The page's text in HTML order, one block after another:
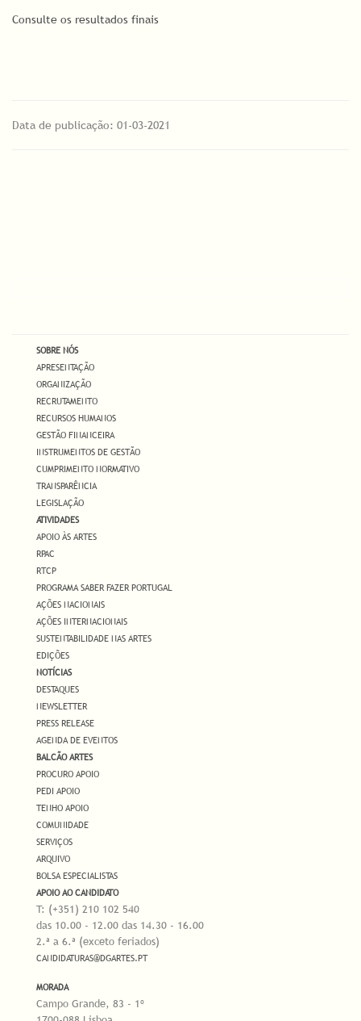
Consulte os resultados finais
Data de publicação: 01-03-2021
SOBRE NÓS
APRESENTAÇÃO
ORGANIZAÇÃO
RECRUTAMENTO
RECURSOS HUMANOS
GESTÃO FINANCEIRA
INSTRUMENTOS DE GESTÃO
CUMPRIMENTO NORMATIVO
TRANSPARÊNCIA
LEGISLAÇÃO
ATIVIDADES
APOIO ÀS ARTES
RPAC
RTCP
PROGRAMA SABER FAZER PORTUGAL
AÇÕES NACIONAIS
AÇÕES INTERNACIONAIS
SUSTENTABILIDADE NAS ARTES
EDIÇÕES
NOTÍCIAS
DESTAQUES
NEWSLETTER
PRESS RELEASE
AGENDA DE EVENTOS
BALCÃO ARTES
PROCURO APOIO
PEDI APOIO
TENHO APOIO
COMUNIDADE
SERVIÇOS
ARQUIVO
BOLSA ESPECIALISTAS
APOIO AO CANDIDATO
T: (+351) 210 102 540
das 10.00 - 12.00 das 14.30 - 16.00
2.ª a 6.ª (exceto feriados)
CANDIDATURAS@DGARTES.PT
MORADA
Campo Grande, 83 - 1º